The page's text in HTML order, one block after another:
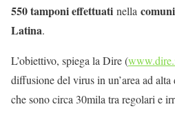
550 tamponi effettuati nella
Latina.
L’obiettivo, spiega la Dire (
diffusione del virus in un’area ad
che sono circa 30mila tra regolari e